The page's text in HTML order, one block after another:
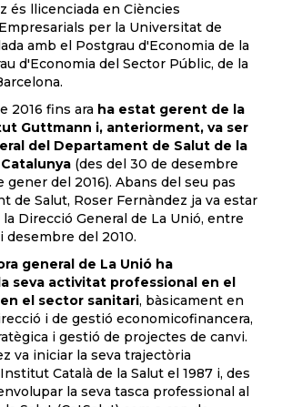
és llicenciada en Ciències
per la Universitat de
amb el Postgrau d'Economia de la
d'Economia del Sector Públic, de la
2016 fins ara ha estat gerent de la
Guttmann i, anteriorment, va ser
del Departament de Salut de la
(des del 30 de desembre
gener del 2016). Abans del seu pas
de Salut, Roser Fernàndez ja va estar
Direcció General de La Unió, entre
del 2010.
general de La Unió ha
seva activitat professional en el
el sector sanitari, bàsicament en
i de gestió economicofinancera,
i gestió de projectes de canvi.
va iniciar la seva trajectòria
Català de la Salut el 1987 i, des
la seva tasca professional al